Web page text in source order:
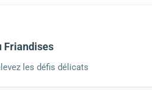
Friandises
les défis délicats